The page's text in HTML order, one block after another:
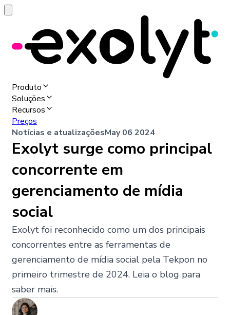
Produto
Soluções
Recursos
Preços
Notícias e atualizaçõesMay 06 2024
Exolyt surge como principal
concorrente em
gerenciamento de mídia
social
Exolyt foi reconhecido como um dos principais
concorrentes entre as ferramentas de
gerenciamento de mídia social pela Tekpon no
primeiro trimestre de 2024. Leia o blog para
saber mais.